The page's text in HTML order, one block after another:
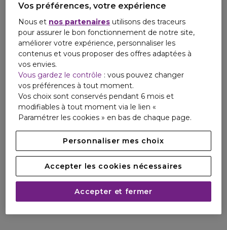
Vos préférences, votre expérience
Nous et nos partenaires utilisons des traceurs
pour assurer le bon fonctionnement de notre site,
améliorer votre expérience, personnaliser les
contenus et vous proposer des offres adaptées à
vos envies.
Vous gardez le contrôle : vous pouvez changer
vos préférences à tout moment.
Vos choix sont conservés pendant 6 mois et
modifiables à tout moment via le lien «
Paramétrer les cookies » en bas de chaque page.
Personnaliser mes choix
Accepter les cookies nécessaires
Accepter et fermer